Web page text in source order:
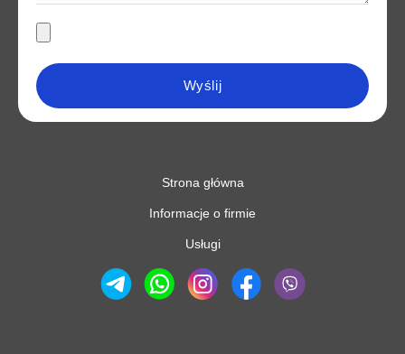
Wyślij
Strona główna
Informacje o firmie
Usługi